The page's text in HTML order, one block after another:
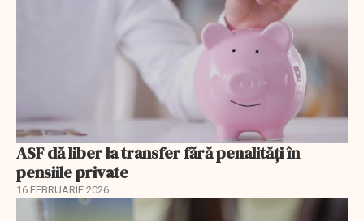
ASF dă liber la transfer fără penalități în
pensiile private
16 FEBRUARIE 2026